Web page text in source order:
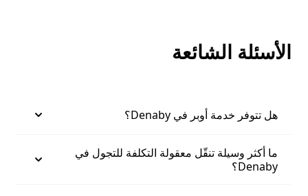
الأسئلة الشائعة
هل تتوفر خدمة أوبر في Denaby؟
ما أكثر وسيلة تنقّل معقولة التكلفة للتجول في
Denaby؟